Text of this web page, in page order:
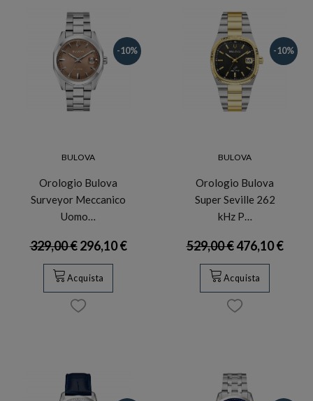
-10%
BULOVA
Orologio Bulova
Surveyor Meccanico
Uomo…
329,00 €296,10 €
Acquista
-10%
BULOVA
Orologio Bulova
Super Seville 262
kHz P…
529,00 €476,10 €
Acquista